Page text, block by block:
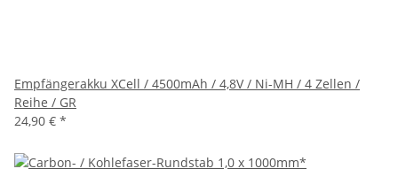
Empfängerakku XCell / 4500mAh / 4,8V / Ni-MH / 4 Zellen /
Reihe / GR
24,90 € *